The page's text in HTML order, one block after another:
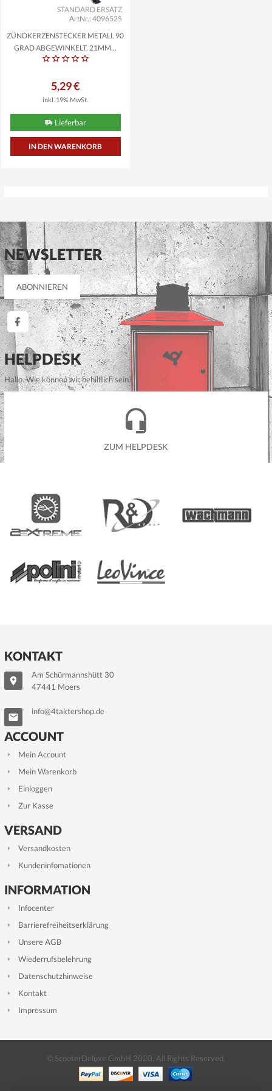
ArtNr.: 4096525
STANDARD ERSATZ
ZÜNDKERZENSTECKER METALL 90
GRAD ABGEWINKELT, 21MM...
5,29 €
inkl. 19% MwSt.
Lieferbar
NEWSLETTER
HELPDESK
Hallo. Wie können wir behilflich sein?
ZUM HELPDESK
KONTAKT
Am Schürmannshütt 30
47441 Moers
info@4taktershop.de
ACCOUNT
Mein Account
Mein Warenkorb
Einloggen
Zur Kasse
VERSAND
Versandkosten
Kundeninfomationen
INFORMATION
Infocenter
Barrierefreiheitserklärung
Unsere AGB
Wiederrufsbelehrung
Datenschutzhinweise
Kontakt
Impressum
© ScooterDeluxe GmbH 2020. All Rights Reserved.